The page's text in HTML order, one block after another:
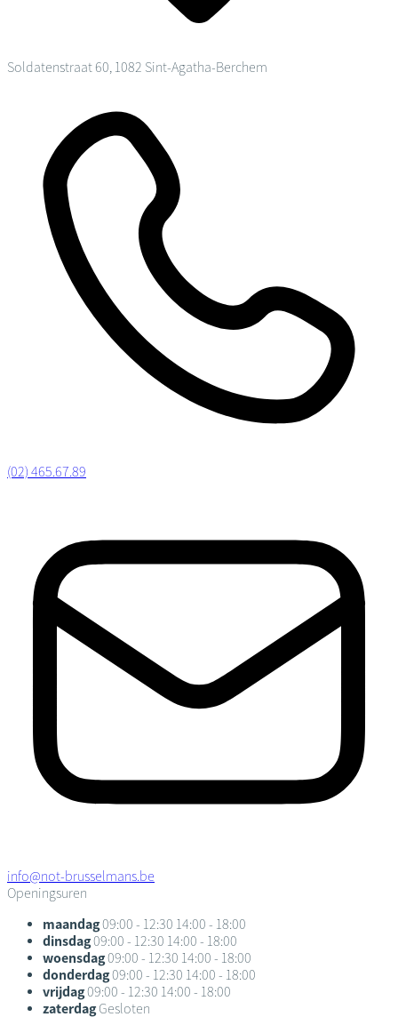
Soldatenstraat 60, 1082 Sint-Agatha-Berchem
(02) 465.67.89
info@not-brusselmans.be
Openingsuren
maandag09:00 - 12:30 14:00 - 18:00
dinsdag09:00 - 12:30 14:00 - 18:00
woensdag09:00 - 12:30 14:00 - 18:00
donderdag09:00 - 12:30 14:00 - 18:00
vrijdag09:00 - 12:30 14:00 - 18:00
zaterdag Gesloten